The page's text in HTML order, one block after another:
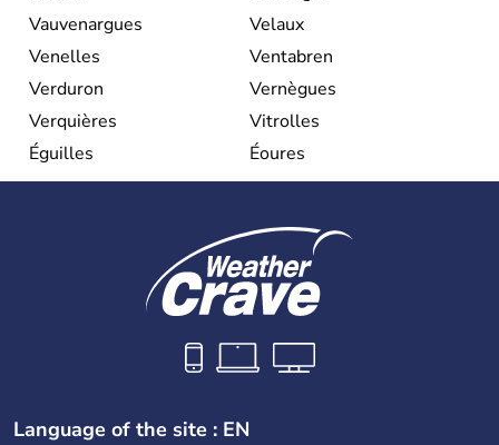
Vauvenargues
Velaux
Venelles
Ventabren
Verduron
Vernègues
Verquières
Vitrolles
Éguilles
Éoures
Language of the site : EN